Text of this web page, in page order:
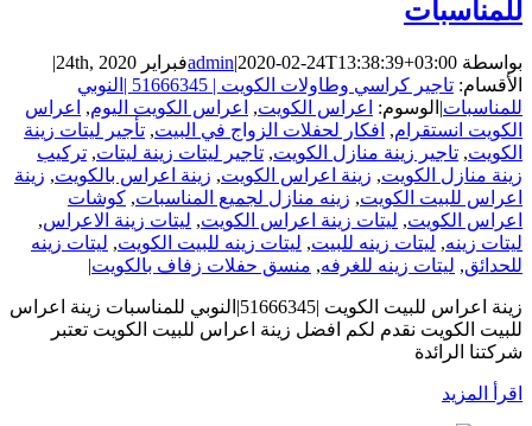
للمناسبات
بواسطة admin|2020-02-24T13:38:39+03:00 فبراير 24th, 2020
|
الأقسام:
تاجير كراسي وطاولات الكويت | 51666345 |النوبي
للمناسبات| الوسوم: اعراس الكويت, اعراس الكويت اليوم,
اعراس
الكويت انستقرام, افكار لحفلات الزواج في البيت, تأجير ليتات زينة
الكويت, تاجير زينة منازل الكويت, تاجير ليتات زينة ليتات, تركيب
زينة منازل الكويت, زينة اعراس الكويت, زينة اعراس بالكويت, زينة
اعراس للبيت الكويت, زينه منازل لجميع المناسبات, كوشات
اعراس الكويت, ليتات زينة اعراس الكويت, ليتات زينة الاعراس,
ليتات زينه, ليتات زينه للبيت, ليتات زينه للبيت الكويت, ليتات زينه
للحدائق, ليتات زينه للغرفه, منسق حفلات زفاف بالكويت|
زينة اعراس للبيت الكويت |51666345|النوبي للمناسبات زينة اعراس
للبيت الكويت نقدم لكم افضل زينة اعراس للبيت الكويت تعتبر
شركتنا الرائدة
‫اقرأ المزيد